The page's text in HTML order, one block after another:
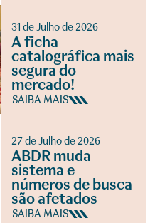
31 de Julho de 2026
A ficha
catalográfica mais
segura do
mercado!
SAIBA MAIS
27 de Julho de 2026
ABDR muda
sistema e
números de busca
são afetados
SAIBA MAIS